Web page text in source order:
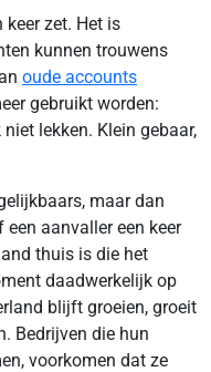
keer zet. Het is
kunnen trouwens
oude accounts
gebruikt worden:
lekken. Klein gebaar,
maar dan
aanvaller een keer
thuis is die het
daadwerkelijk op
blijft groeien, groeit
Bedrijven die hun
voorkomen dat ze